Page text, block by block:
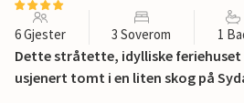
6 Gjester 3 Soverom 1
Dette stråtette, idylliske feriehuset
usjenert tomt i en liten skog på